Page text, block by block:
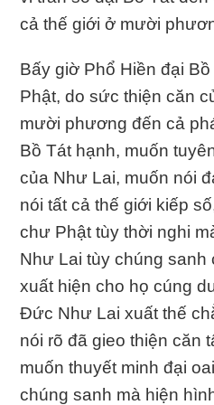
cả thế giới ở mười
Bấy giờ Phổ Hiền đại
Phật, do sức thiện căn
mười phương đến cả
Bồ Tát hạnh, muốn
của Như Lai, muốn nói
nói tất cả thế giới kiếp
chư Phật tùy thời nghi
Như Lai tùy chúng sanh
xuất hiện cho họ cúng
Ðức Như Lai xuất thế
nói rõ đã gieo thiện căn
muốn thuyết minh đại
chúng sanh mà hiện